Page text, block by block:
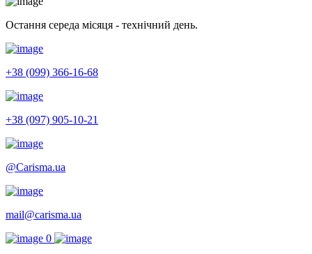
Остання середа місяця - технічний день.
+38 (099) 366-16-68
+38 (097) 905-10-21
@Carisma.ua
mail@carisma.ua
0